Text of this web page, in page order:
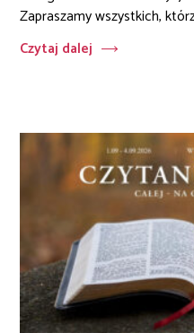
Zapraszamy wszystkich,
Czytaj dalej